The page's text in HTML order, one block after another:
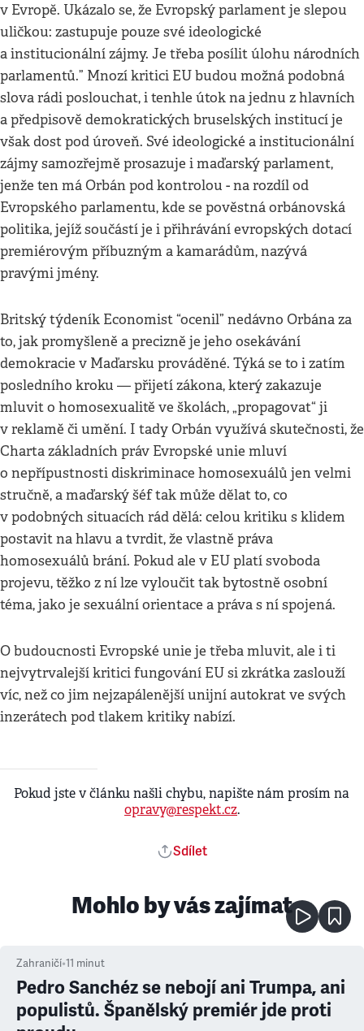
v Evropě. Ukázalo se, že Evropský parlament je slepou
uličkou: zastupuje pouze své ideologické
a institucionální zájmy. Je třeba posílit úlohu národních
parlamentů.” Mnozí kritici EU budou možná podobná
slova rádi poslouchat, i tenhle útok na jednu z hlavních
a předpisově demokratických bruselských institucí je
však dost pod úroveň. Své ideologické a institucionální
zájmy samozřejmě prosazuje i maďarský parlament,
jenže ten má Orbán pod kontrolou - na rozdíl od
Evropského parlamentu, kde se pověstná orbánovská
politika, jejíž součástí je i přihrávání evropských dotací
premiérovým příbuzným a kamarádům, nazývá
pravými jmény.
Britský týdeník Economist “ocenil” nedávno Orbána za
to, jak promyšleně a precizně je jeho osekávání
demokracie v Maďarsku prováděné. Týká se to i zatím
posledního kroku — přijetí zákona, který zakazuje
mluvit o homosexualitě ve školách, „propagovat“ ji
v reklamě či umění. I tady Orbán využívá skutečnosti, že
Charta základních práv Evropské unie mluví
o nepřípustnosti diskriminace homosexuálů jen velmi
stručně, a maďarský šéf tak může dělat to, co
v podobných situacích rád dělá: celou kritiku s klidem
postavit na hlavu a tvrdit, že vlastně práva
homosexuálů brání. Pokud ale v EU platí svoboda
projevu, těžko z ní lze vyloučit tak bytostně osobní
téma, jako je sexuální orientace a práva s ní spojená.
O budoucnosti Evropské unie je třeba mluvit, ale i ti
nejvytrvalejší kritici fungování EU si zkrátka zaslouží
víc, než co jim nejzapálenější unijní autokrat ve svých
inzerátech pod tlakem kritiky nabízí.
Pokud jste v článku našli chybu, napište nám prosím na
opravy@respekt.cz.
Sdílet
Mohlo by vás zajímat
Zahraničí•11 minut
Pedro Sanchéz se nebojí ani Trumpa, ani
populistů. Španělský premiér jde proti